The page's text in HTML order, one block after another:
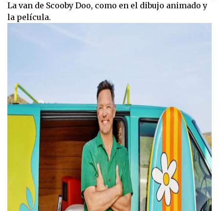
La van de Scooby Doo, como en el dibujo animado y
la película.